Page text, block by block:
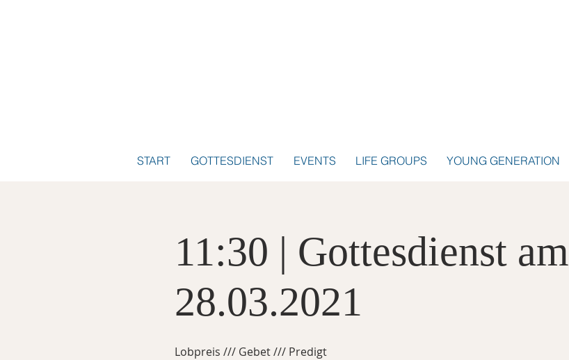
START GOTTESDIENST EVENTS LIFE GROUPS YOUNG GENERATION
11:30 | Gottesdienst am
28.03.2021
Lobpreis /// Gebet /// Predigt